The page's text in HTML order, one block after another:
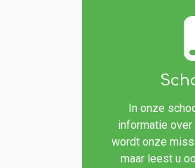
In onze
informatie
wordt onze
maar leest u